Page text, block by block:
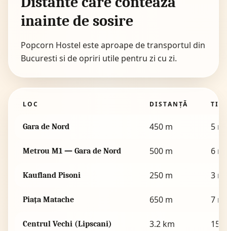
inainte de sosire
Popcorn Hostel este aproape de transportul din
Bucuresti si de opriri utile pentru zi cu zi.
LOC DISTANȚĂ
Gara de Nord 450 m 5
Metrou M1 — Gara de Nord 500 m 6
Kaufland Pisoni 250 m 3
Piața Matache 650 m 7
Centrul Vechi (Lipscani) 3.2 km 15